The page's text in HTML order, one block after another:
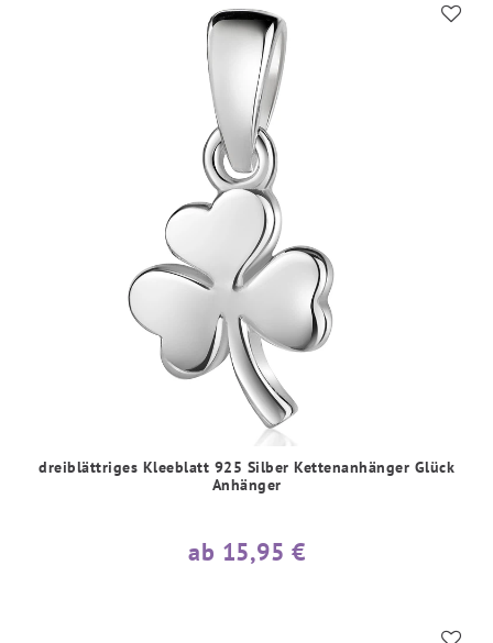
dreiblättriges Kleeblatt 925 Silber Kettenanhänger Glück
Anhänger
ab 15,95 €